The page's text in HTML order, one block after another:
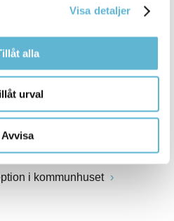
Visa detaljer
alla
urval
Avvisa
i kommunhuset